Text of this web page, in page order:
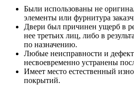
Были использованы не
элементы или фурнитура
Двери был причинен ущерб в
нее третьих лиц, либо в
по назначению.
Любые неисправности и
несвоевременно устранены
Имеет место естественный
покрытий.